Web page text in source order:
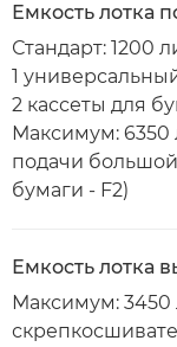
Емкость лотка
Стандарт: 1200
1
2 кассеты для
Максимум: 6350
подачи большой
бумаги - F2)
Емкость лотка
Максимум: